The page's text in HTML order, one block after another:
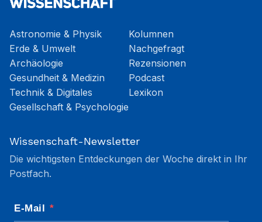
Astronomie & Physik
Erde & Umwelt
Archäologie
Gesundheit & Medizin
Technik & Digitales
Gesellschaft & Psychologie
Kolumnen
Nachgefragt
Rezensionen
Podcast
Lexikon
Wissenschaft-Newsletter
Die wichtigsten Entdeckungen der Woche direkt in Ihr
Postfach.